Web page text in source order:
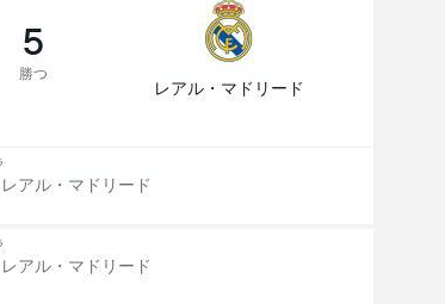
5
勝つ
レアル・マドリード
レアル・マドリード
レアル・マドリード